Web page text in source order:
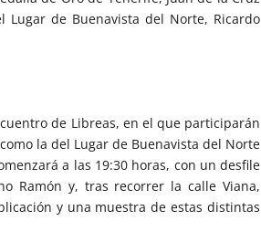
de Buenavista del Norte, Ricardo
de Libreas, en el que participarán
la del Lugar de Buenavista del Norte
a las 19:30 horas, con un desfile
Ramón y, tras recorrer la calle Viana,
y una muestra de estas distintas